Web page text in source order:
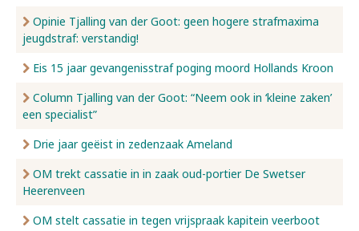
Over ons
Contact
Opinie Tjalling van der Goot: geen hogere strafmaxima
jeugdstraf: verstandig!
Eis 15 jaar gevangenisstraf poging moord Hollands Kroon
Column Tjalling van der Goot: “Neem ook in ‘kleine zaken’
een specialist”
Drie jaar geëist in zedenzaak Ameland
OM trekt cassatie in in zaak oud-portier De Swetser
Heerenveen
OM stelt cassatie in tegen vrijspraak kapitein veerboot